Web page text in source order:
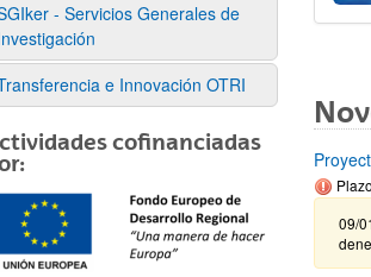
- Servicios Generales de
e Innovación OTRI
cofinanciadas
09/